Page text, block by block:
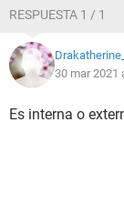
RESPUESTA 1 / 1
30 mar 2021
Es interna o